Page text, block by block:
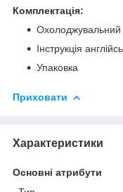
Комплектація:
Інструкція
Упаковка
Приховати
Характеристики
Основні атрибути